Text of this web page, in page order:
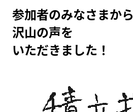
参加者のみなさまから
沢山の声を
いただきました！